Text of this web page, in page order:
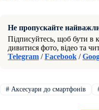
Не пропускайте
Підписуйтесь, щоб бути в
дивитися фото, відео та
Telegram /Facebook /
#Аксесуари до смартфонів